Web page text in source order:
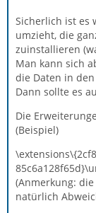
Sicherlich ist es
umzieht, die
zuinstallieren
Man kann sich
die Daten in
Dann sollte es
Die
(Beispiel)
(Anmerkung:
natürlich